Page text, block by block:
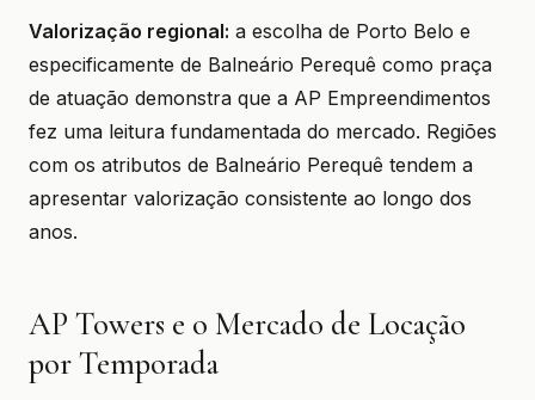
Valorização regional: a escolha de Porto Belo e
especificamente de Balneário Perequê como praça
de atuação demonstra que a AP Empreendimentos
fez uma leitura fundamentada do mercado. Regiões
com os atributos de Balneário Perequê tendem a
apresentar valorização consistente ao longo dos
anos.
AP Towers e o Mercado de Locação
por Temporada